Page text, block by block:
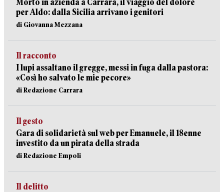
Morto in azienda a Carrara, il viaggio del dolore
per Aldo: dalla Sicilia arrivano i genitori
di Giovanna Mezzana
Il racconto
I lupi assaltano il gregge, messi in fuga dalla pastora:
«Così ho salvato le mie pecore»
di Redazione Carrara
Il gesto
Gara di solidarietà sul web per Emanuele, il 18enne
investito da un pirata della strada
di Redazione Empoli
Il delitto